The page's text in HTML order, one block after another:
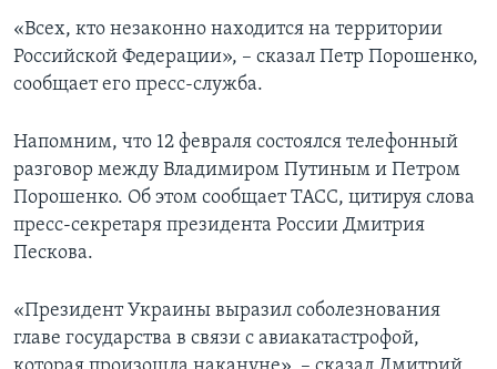
«Всех, кто незаконно находится на территории
Российской Федерации», – сказал Петр Порошенко,
сообщает его пресс-служба.
Напомним, что 12 февраля состоялся телефонный
разговор между Владимиром Путиным и Петром
Порошенко. Об этом сообщает ТАСС, цитируя слова
пресс-секретаря президента России Дмитрия
Пескова.
«Президент Украины выразил соболезнования
главе государства в связи с авиакатастрофой,